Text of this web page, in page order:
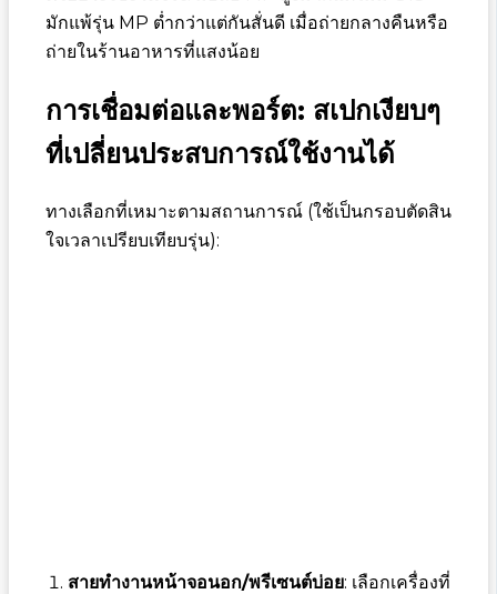
มักแพ้รุ่น MP ต่ำกว่าแต่กันสั่นดี เมื่อถ่ายกลางคืนหรือ
ถ่ายในร้านอาหารที่แสงน้อย
การเชื่อมต่อและพอร์ต: สเปกเงียบๆ
ที่เปลี่ยนประสบการณ์ใช้งานได้
ทางเลือกที่เหมาะตามสถานการณ์ (ใช้เป็นกรอบตัดสิน
ใจเวลาเปรียบเทียบรุ่น):
สายทำงานหน้าจอนอก/พรีเซนต์บ่อย: เลือกเครื่องที่